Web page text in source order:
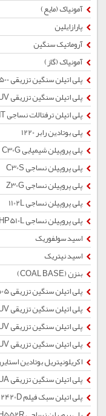
آمونیاک (مایع)
پارازایلین
آروماتیک سنگین
آمونیاک (گاز)
پلی اتیلن سنگین تزریقی HI0500
پلی اتیلن سنگین تزریقی 60507UV
پلی اتیلن ترفتالات نساجی SUPER BRIGHT
پلی بوتادین رابر 1220
پلی پروپیلن شیمیایی C30G
پلی پروپیلن نساجی C30S
پلی پروپیلن نساجی Z30G
پلی پروپیلن نساجی 1102L
پلی پروپیلن نساجی HP510L
اسید سولفوریک
اسید نیتریک
بنزن (COAL BASE)
پلی اتیلن سنگین تزریقی 60505
پلی اتیلن سنگین تزریقی 52511UV
پلی اتیلن سنگین تزریقی 60511UV
پلی اتیلن سنگین تزریقی 52505UV
اکریلونیتریل بوتادین استایرن
پلی اتیلن سنگین تزریقی 5218UA
پلی اتیلن سبک فیلم 2420D